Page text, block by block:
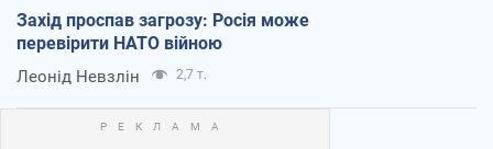
Захід проспав загрозу: Росія може
перевірити НАТО війною
Леонід Невзлін 2,7 т.